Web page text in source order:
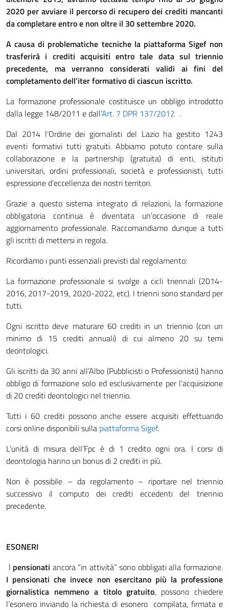
2020 per avviare il percorso di recupero dei crediti mancanti
da completare entro e non oltre il 30 settembre 2020.
A causa di problematiche tecniche la piattaforma Sigef non
trasferirà i crediti acquisiti entro tale data sul triennio
precedente, ma verranno considerati validi ai fini del
completamento dell’iter formativo di ciascun iscritto.
La formazione professionale costituisce un obbligo introdotto
dalla legge 148/2011 e dall’Art. 7 DPR 137/2012 .
Dal 2014 l’Ordine dei giornalisti del Lazio ha gestito 1243
eventi formativi tutti gratuiti. Abbiamo potuto contare sulla
collaborazione e la partnership (gratuita) di enti, istituti
universitari, ordini professionali, società e professionisti, tutti
espressione d’eccellenza dei nostri territori.
Grazie a questo sistema integrato di relazioni, la formazione
obbligatoria continua è diventata un’occasione di reale
aggiornamento professionale. Raccomandiamo dunque a tutti
gli iscritti di mettersi in regola.
Ricordiamo i punti essenziali previsti dal regolamento:
La formazione professionale si svolge a cicli triennali (2014-
2016, 2017-2019, 2020-2022, etc). I trienni sono standard per
tutti.
Ogni iscritto deve maturare 60 crediti in un triennio (con un
minimo di 15 crediti annuali) di cui almeno 20 su temi
deontologici.
Gli iscritti da 30 anni all’Albo (Pubblicisti o Professionisti) hanno
obbligo di formazione solo ed esclusivamente per l’acquisizione
di 20 crediti deontologici nel triennio.
Tutti i 60 crediti possono anche essere acquisiti effettuando
corsi online disponibili sulla piattaforma Sigef.
L’unità di misura dell’Fpc è di 1 credito ogni ora. I corsi di
deontologia hanno un bonus di 2 crediti in più.
Non è possibile – da regolamento – riportare nel triennio
successivo il computo dei crediti eccedenti del triennio
precedente.
ESONERI
I pensionati ancora “in attività” sono obbligati alla formazione.
I pensionati che invece non esercitano più la professione
giornalistica nemmeno a titolo gratuito, possono chiedere
l’esonero inviando la richiesta di esonero compilata, firmata e